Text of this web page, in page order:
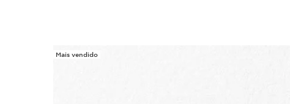
SALTAR PARA O CONTEÚDO
Mais vendido